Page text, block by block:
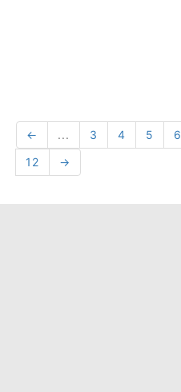
← ... 3 4 5 6
12
→